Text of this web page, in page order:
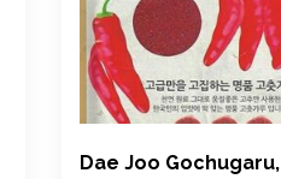
Dae Joo Gochugaru,